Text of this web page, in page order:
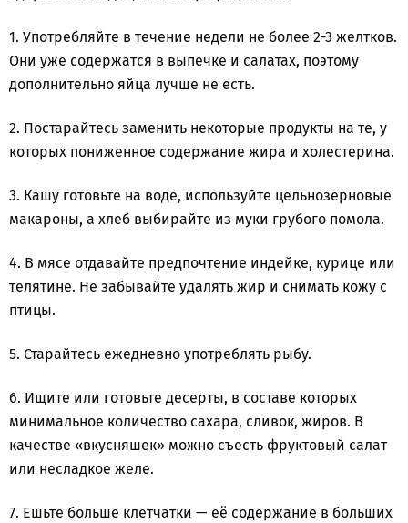
1. Употребляйте в течение недели не более 2-3 желтков.
Они уже содержатся в выпечке и салатах, поэтому
дополнительно яйца лучше не есть.
2. Постарайтесь заменить некоторые продукты на те, у
которых пониженное содержание жира и холестерина.
3. Кашу готовьте на воде, используйте цельнозерновые
макароны, а хлеб выбирайте из муки грубого помола.
4. В мясе отдавайте предпочтение индейке, курице или
телятине. Не забывайте удалять жир и снимать кожу с
птицы.
5. Старайтесь ежедневно употреблять рыбу.
6. Ищите или готовьте десерты, в составе которых
минимальное количество сахара, сливок, жиров. В
качестве «вкусняшек» можно съесть фруктовый салат
или несладкое желе.
7. Ешьте больше клетчатки — её содержание в больших